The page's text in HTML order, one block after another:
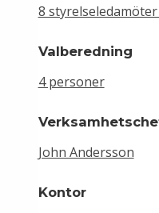
8
Valberedning
4 personer
John Andersson
Kontor